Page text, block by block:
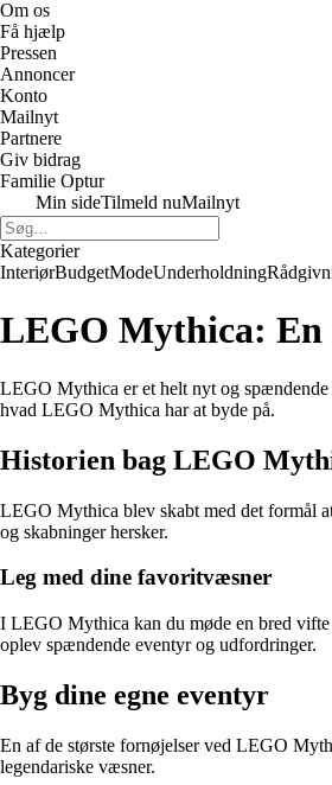
Om os
Få hjælp
Pressen
Annoncer
Konto
Mailnyt
Partnere
Giv bidrag
Familie Optur
Min sideTilmeld nuMailnyt
Kategorier
InteriørBudgetModeUnderholdning
LEGO Mythica: En
LEGO Mythica er et helt nyt og
hvad LEGO Mythica har at byde på.
Historien bag LEGO
LEGO Mythica blev skabt med det formål
og skabninger hersker.
Leg med dine favoritvæsner
I LEGO Mythica kan du møde en bred vifte
oplev spændende eventyr og udfordringer.
Byg dine egne eventyr
En af de største fornøjelser ved LEGO
legendariske væsner.